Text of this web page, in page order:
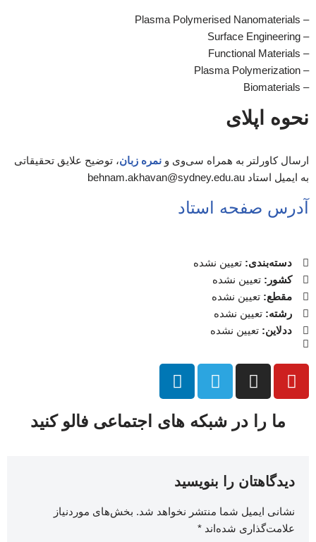
– Plasma Polymerised Nanomaterials
– Surface Engineering
– Functional Materials
– Plasma Polymerization
– Biomaterials
نحوه اپلای
ارسال کاورلتر به همراه سی‌وی و نمره زبان، توضیح علایق تحقیقاتی
به ایمیل استاد behnam.akhavan@sydney.edu.au
آدرس صفحه استاد
دسته‌بندی: تعیین نشده
کشور: تعیین نشده
مقطع: تعیین نشده
رشته: تعیین نشده
ددلاین: تعیین نشده
ما را در شبکه های اجتماعی فالو کنید
دیدگاهتان را بنویسید
نشانی ایمیل شما منتشر نخواهد شد. بخش‌های موردنیاز
علامت‌گذاری شده‌اند *